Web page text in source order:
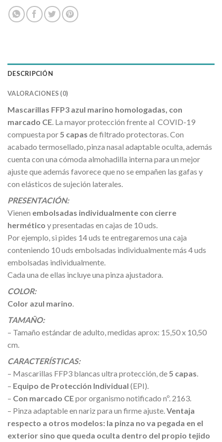
DESCRIPCIÓN
VALORACIONES (0)
Mascarillas FFP3 azul marino homologadas, con
marcado CE . La mayor protección frente al COVID-19
compuesta por 5 capas de filtrado protectoras. Con
acabado termosellado, pinza nasal adaptable oculta, además
cuenta con una cómoda almohadilla interna para un mejor
ajuste que además favorece que no se empañen las gafas y
con elásticos de sujeción laterales.
PRESENTACIÓN:
Vienen embolsadas individualmente con cierre
hermético y presentadas en cajas de 10 uds.
Por ejemplo, si pides 14 uds te entregaremos una caja
conteniendo 10 uds embolsadas individualmente más 4 uds
embolsadas individualmente.
Cada una de ellas incluye una pinza ajustadora.
COLOR:
Color azul marino
TAMAÑO:
– Tamaño estándar de adulto, medidas aprox: 15,50 x 10,50
cm.
CARACTERÍSTICAS:
– Mascarillas FFP3 blancas ultra protección, de 5 capas
– Equipo de Protección Individual (EPI).
– Con marcado CEpor organismo notificado nº. 2163.
– Pinza adaptable en nariz para un firme ajuste. Ventaja
respecto a otros modelos: la pinza no va pegada en el
exterior sino que queda oculta dentro del propio tejido